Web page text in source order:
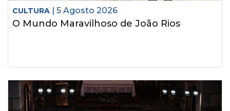
CULTURA | 5 Agosto 2026
O Mundo Maravilhoso de João Rios